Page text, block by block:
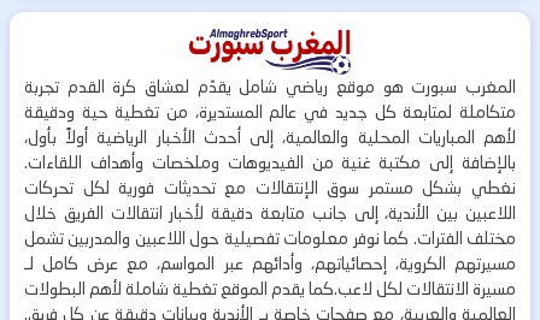
المغرب سبورت هو موقع رياضي شامل يقدّم لعشاق كرة القدم تجربة
متكاملة لمتابعة كل جديد في عالم المستديرة، من تغطية حية ودقيقة
لأهم المباريات المحلية والعالمية، إلى أحدث الأخبار الرياضية أولاً بأول،
بالإضافة إلى مكتبة غنية من الفيديوهات وملخصات وأهداف اللقاءات.
نغطي بشكل مستمر سوق الإنتقالات مع تحديثات فورية لكل تحركات
اللاعبين بين الأندية، إلى جانب متابعة دقيقة لأخبار انتقالات الفريق خلال
مختلف الفترات. كما نوفر معلومات تفصيلية حول اللاعبين والمدربين تشمل
مسيرتهم الكروية، إحصائياتهم، وأدائهم عبر المواسم، مع عرض كامل لـ
مسيرة الانتقالات لكل لاعب.كما يقدم الموقع تغطية شاملة لأهم البطولات
العالمية والعربية، مع صفحات خاصة بـ الأندية وبيانات دقيقة عن كل فريق.